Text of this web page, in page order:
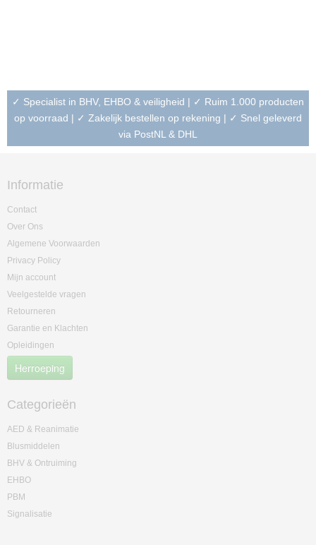
✓ Specialist in BHV, EHBO & veiligheid | ✓ Ruim 1.000 producten
op voorraad | ✓ Zakelijk bestellen op rekening | ✓ Snel geleverd
via PostNL & DHL
Informatie
Contact
Over Ons
Algemene Voorwaarden
Privacy Policy
Mijn account
Veelgestelde vragen
Retourneren
Garantie en Klachten
Opleidingen
Herroeping
Categorieën
AED & Reanimatie
Blusmiddelen
BHV & Ontruiming
EHBO
PBM
Signalisatie